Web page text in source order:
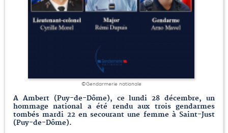
©Gendarmerie nationale
A Ambert (Puy-de-Dôme), ce lundi 28 décembre, un
hommage national a été rendu aux trois gendarmes
tombés mardi 22 en secourant une femme à Saint-Just
(Puy-de-Dôme).